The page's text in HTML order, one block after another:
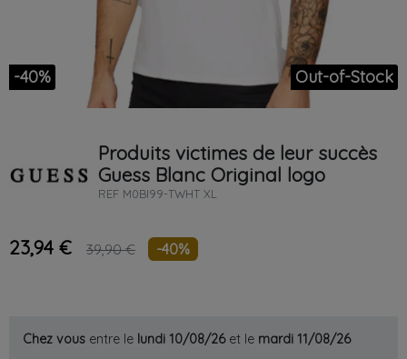
-40% Out-of-Stock
Produits victimes de leur succès
Guess Blanc Original logo
REF M0BI99-TWHT XL
23,94 € 39,90 € -40%
Chez vous entre le lundi 10/08/26et le mardi 11/08/26